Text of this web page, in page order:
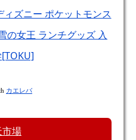
ズニー ポケットモンス
の女王 ランチグッズ 入
カエレバ
場